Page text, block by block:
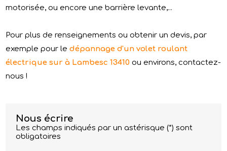
motorisée, ou encore une barrière levante,...
Pour plus de renseignements ou obtenir un devis, par
exemple pour ledépannage d'un volet roulant
électrique sur à Lambesc 13410 ou environs, contactez-
nous !
Nous écrire
Les champs indiqués par un astérisque (*) sont
obligatoires